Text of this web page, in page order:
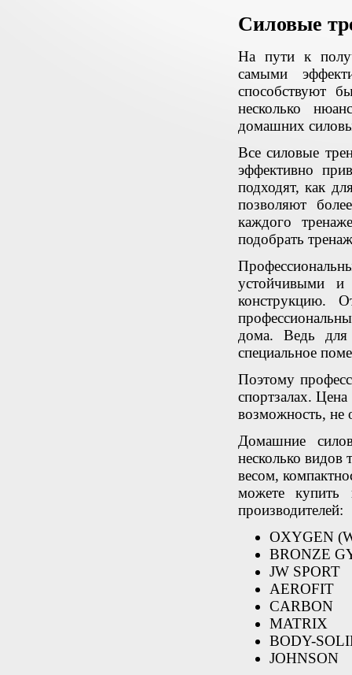
Силовые
На пути к
самыми
способствуют
несколько
домашних
Все силовые
эффективно
подходят, как
позволяют
каждого
подобрать
устойчивыми
конструкцию.
дома. Ведь для
специальное
Поэтому
спортзалах.
возможность, не
Домашние
несколько
весом,
можете купить
производителей:
OXYGEN
BRONZE
JW SPORT
AEROFIT
CARBON
MATRIX
BODY-
JOHNSON